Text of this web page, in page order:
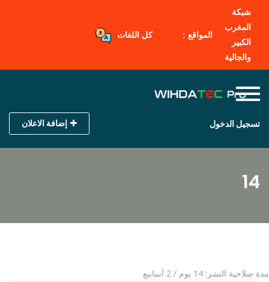
شبكة
المغرب
الكبير
والجالية
المواقع : كل اللغات
تسجيل الدخول إضافة الاعلان
14
مدة صلاحية النشر: 14 يوم / 2 أسابيع